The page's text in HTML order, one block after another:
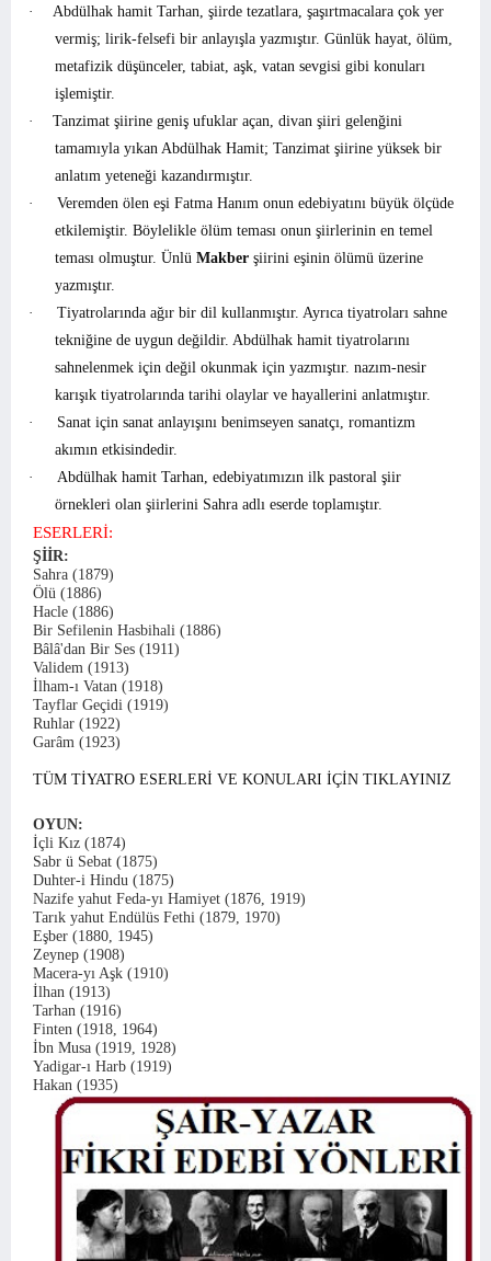
·
Abdülhak hamit Tarhan, şiirde tezatlara, şaşırtmacalara çok yer
vermiş; lirik-felsefi bir anlayışla yazmıştır. Günlük hayat, ölüm,
metafizik düşünceler, tabiat, aşk, vatan sevgisi gibi konuları
işlemiştir.
·
Tanzimat şiirine geniş ufuklar açan, divan şiiri gelenğini
tamamıyla yıkan Abdülhak Hamit; Tanzimat şiirine yüksek bir
anlatım yeteneği kazandırmıştır.
·
Veremden ölen eşi Fatma Hanım onun edebiyatını büyük ölçüde
etkilemiştir. Böylelikle ölüm teması onun şiirlerinin en temel
teması olmuştur. Ünlü Makber şiirini eşinin ölümü üzerine
yazmıştır.
·
Tiyatrolarında ağır bir dil kullanmıştır. Ayrıca tiyatroları sahne
tekniğine de uygun değildir. Abdülhak hamit tiyatrolarını
sahnelenmek için değil okunmak için yazmıştır. nazım-nesir
karışık tiyatrolarında tarihi olaylar ve hayallerini anlatmıştır.
·
Sanat için sanat anlayışını benimseyen sanatçı, romantizm
akımın etkisindedir.
·
Abdülhak hamit Tarhan, edebiyatımızın ilk pastoral şiir
örnekleri olan şiirlerini Sahra adlı eserde toplamıştır.
ESERLERİ:
ŞİİR:
Sahra (1879)
Ölü (1886)
Hacle (1886)
Bir Sefilenin Hasbihali (1886)
Bâlâ'dan Bir Ses (1911)
Validem (1913)
İlham-ı Vatan (1918)
Tayflar Geçidi (1919)
Ruhlar (1922)
Garâm (1923)
TÜM TİYATRO ESERLERİ VE KONULARI İÇİN TIKLAYINIZ
OYUN:
İçli Kız (1874)
Sabr ü Sebat (1875)
Duhter-i Hindu (1875)
Nazife yahut Feda-yı Hamiyet (1876, 1919)
Tarık yahut Endülüs Fethi (1879, 1970)
Eşber (1880, 1945)
Zeynep (1908)
Macera-yı Aşk (1910)
İlhan (1913)
Tarhan (1916)
Finten (1918, 1964)
İbn Musa (1919, 1928)
Yadigar-ı Harb (1919)
Hakan (1935)